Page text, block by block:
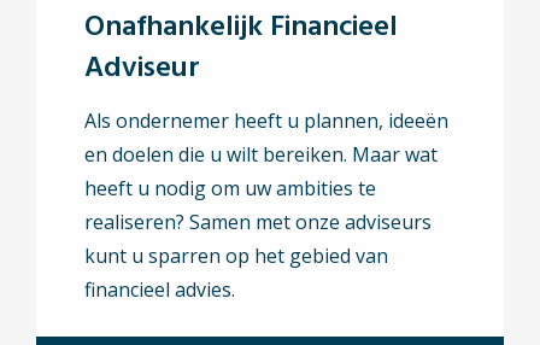
Onafhankelijk Financieel
Adviseur
Als ondernemer heeft u plannen, ideeën
en doelen die u wilt bereiken. Maar wat
heeft u nodig om uw ambities te
realiseren? Samen met onze adviseurs
kunt u sparren op het gebied van
financieel advies.